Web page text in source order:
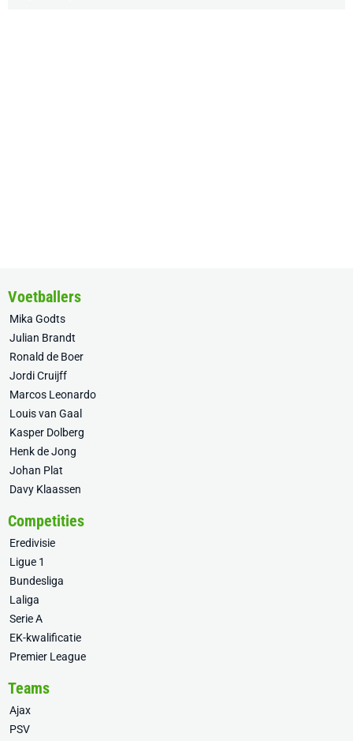
Voetballers
Mika Godts
Julian Brandt
Ronald de Boer
Jordi Cruijff
Marcos Leonardo
Louis van Gaal
Kasper Dolberg
Henk de Jong
Johan Plat
Davy Klaassen
Competities
Eredivisie
Ligue 1
Bundesliga
Laliga
Serie A
EK-kwalificatie
Premier League
Teams
Ajax
PSV